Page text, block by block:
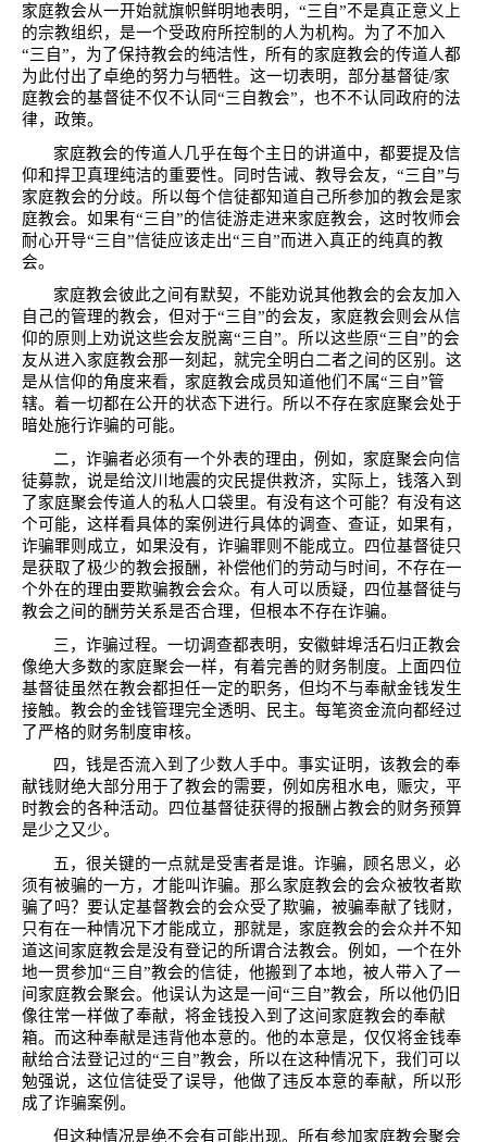
家庭教会从一开始就旗帜鲜明地表明，“三自”不是真正意义上
的宗教组织，是一个受政府所控制的人为机构。为了不加入
“三自”，为了保持教会的纯洁性，所有的家庭教会的传道人都
为此付出了卓绝的努力与牺牲。这一切表明，部分基督徒/家
庭教会的基督徒不仅不认同“三自教会”，也不不认同政府的法
律，政策。
家庭教会的传道人几乎在每个主日的讲道中，都要提及信
仰和捍卫真理纯洁的重要性。同时告诫、教导会友，“三自”与
家庭教会的分歧。所以每个信徒都知道自己所参加的教会是家
庭教会。如果有“三自”的信徒游走进来家庭教会，这时牧师会
耐心开导“三自”信徒应该走出“三自”而进入真正的纯真的教
会。
家庭教会彼此之间有默契，不能劝说其他教会的会友加入
自己的管理的教会，但对于“三自”的会友，家庭教会则会从信
仰的原则上劝说这些会友脱离“三自”。所以这些原“三自”的会
友从进入家庭教会那一刻起，就完全明白二者之间的区别。这
是从信仰的角度来看，家庭教会成员知道他们不属“三自”管
辖。着一切都在公开的状态下进行。所以不存在家庭聚会处于
暗处施行诈骗的可能。
二，诈骗者必须有一个外表的理由，例如，家庭聚会向信
徒募款，说是给汶川地震的灾民提供救济，实际上，钱落入到
了家庭聚会传道人的私人口袋里。有没有这个可能？有没有这
个可能，这样看具体的案例进行具体的调查、查证，如果有，
诈骗罪则成立，如果没有，诈骗罪则不能成立。四位基督徒只
是获取了极少的教会报酬，补偿他们的劳动与时间，不存在一
个外在的理由要欺骗教会会众。有人可以质疑，四位基督徒与
教会之间的酬劳关系是否合理，但根本不存在诈骗。
三，诈骗过程。一切调查都表明，安徽蚌埠活石归正教会
像绝大多数的家庭聚会一样，有着完善的财务制度。上面四位
基督徒虽然在教会都担任一定的职务，但均不与奉献金钱发生
接触。教会的金钱管理完全透明、民主。每笔资金流向都经过
了严格的财务制度审核。
四，钱是否流入到了少数人手中。事实证明，该教会的奉
献钱财绝大部分用于了教会的需要，例如房租水电，赈灾，平
时教会的各种活动。四位基督徒获得的报酬占教会的财务预算
是少之又少。
五，很关键的一点就是受害者是谁。诈骗，顾名思义，必
须有被骗的一方，才能叫诈骗。那么家庭教会的会众被牧者欺
骗了吗？要认定基督教会的会众受了欺骗，被骗奉献了钱财，
只有在一种情况下才能成立，那就是，家庭教会的会众并不知
道这间家庭教会是没有登记的所谓合法教会。例如，一个在外
地一贯参加“三自”教会的信徒，他搬到了本地，被人带入了一
间家庭教会聚会。他误认为这是一间“三自”教会，所以他仍旧
像往常一样做了奉献，将金钱投入到了这间家庭教会的奉献
箱。而这种奉献是违背他本意的。他的本意是，仅仅将金钱奉
献给合法登记过的“三自”教会，所以在这种情况下，我们可以
勉强说，这位信徒受了误导，他做了违反本意的奉献，所以形
成了诈骗案例。
但这种情况是绝不会有可能出现。所有参加家庭教会聚会